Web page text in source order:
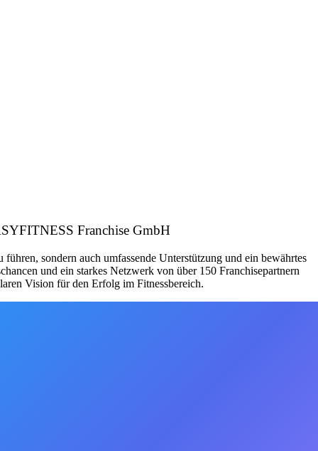
Franchise GmbH
sondern auch umfassende Unterstützung und ein bewährtes
und ein starkes Netzwerk von über 150 Franchisepartnern
Vision für den Erfolg im Fitnessbereich.